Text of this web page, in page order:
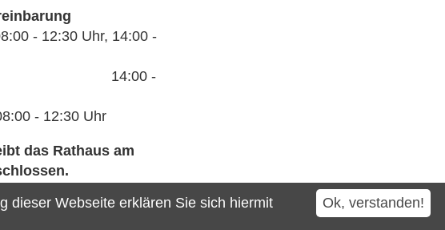
- 12:30 Uhr, 14:00 -
14:00 -
- 12:30 Uhr
das Rathaus am
Ok, verstanden!
dieser Webseite erklären Sie sich hiermit